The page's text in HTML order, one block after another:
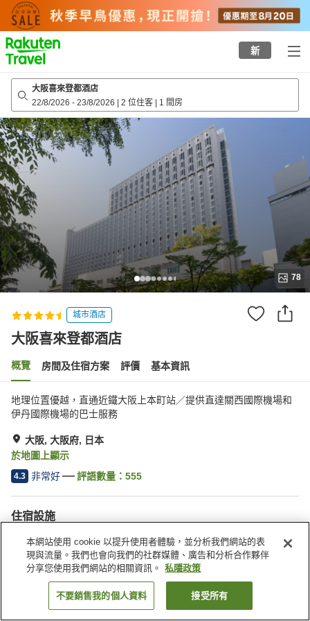
to
top
page
新
大阪喜來登都酒店
22/8/2026 - 23/8/2026 | 2 位住客 | 1 間房
78
城市酒店
大阪喜來登都酒店
概覽 房間及住宿方案 評價 基本資訊
地理位置優越，直通近鐵大阪上本町站／提供直達關西國際機場和
伊丹國際機場的巴士服務
大阪, 大阪府, 日本
於地圖上顯示
4.3 非常好 評語數量： 555
住宿設施
停車場
桑拿
水療/美容院
健身室/健身中心
找客房
本網站使用 cookie 以提升使用者體驗，並分析我們網站的表
現與流量。我們也會向我們的社群媒體、廣告和分析合作夥伴
分享您使用我們網站的相關資訊。
私隱政策
不要銷售我的個人資料 接受所有